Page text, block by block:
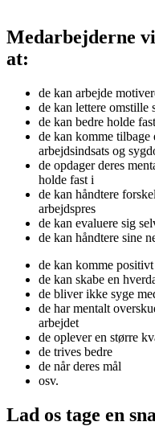
Medarbejderne
at:
de kan arbejde
de kan lettere omstille
de kan bedre holde
de kan komme tilbage
arbejdsindsats og
de opdager deres
holde fast i
de kan håndtere
arbejdspres
de kan evaluere sig
de kan håndtere sine
de kan komme
de kan skabe en
de bliver ikke syge
de har mentalt
arbejdet
de oplever en større
de trives bedre
de når deres mål
osv.
Lad os tage en